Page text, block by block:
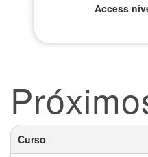
Access
Curso